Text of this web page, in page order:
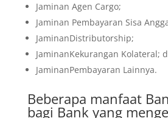
Jaminan Agen Cargo;
Jaminan Pembayaran Sisa
JaminanDistributorship;
JaminanKekurangan Kolateral;
JaminanPembayaran Lainnya.
Beberapa manfaat
bagi Bank yang